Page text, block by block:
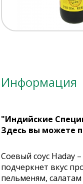
Информация
"Индийские
Здесь вы можете
Соевый соус Haday
подчеркнет вкус
пельменям,